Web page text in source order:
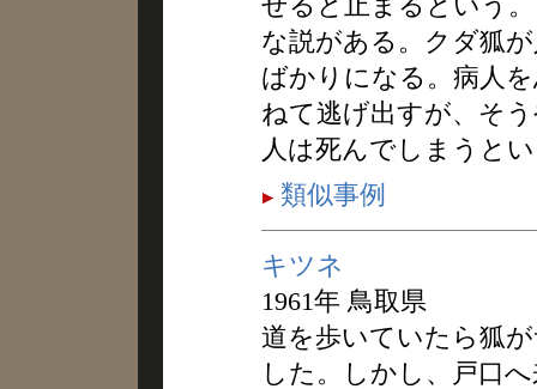
な説がある。クダ狐
ばかりになる。病人
ねて逃げ出すが、そ
人は死んでしまうと
類似事例
キツネ
1961年 鳥取県
道を歩いていたら狐
した。しかし、戸口